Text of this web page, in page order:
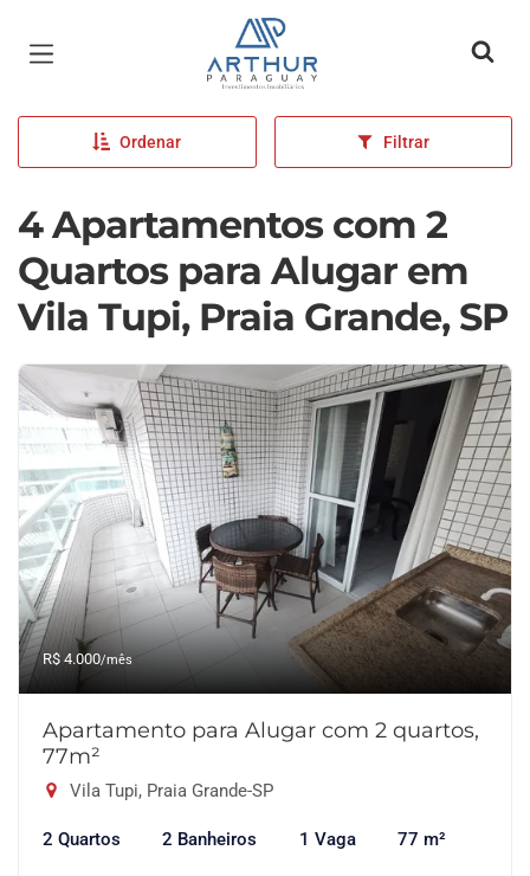
Página inicial
Ordenar Filtrar
4 Apartamentos com 2
Quartos para Alugar em
Vila Tupi, Praia Grande, SP
R$ 4.000/mês
Apartamento para Alugar com 2 quartos,
77m²
Vila Tupi, Praia Grande-SP
2 Quartos 2 Banheiros 1 Vaga 77 m²